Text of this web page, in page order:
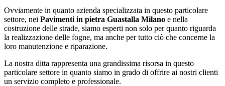
Ovviamente in quanto azienda specializzata in questo particolare
settore, nei Pavimenti in pietra Guastalla Milano e nella
costruzione delle strade, siamo esperti non solo per quanto riguarda
la realizzazione delle fogne, ma anche per tutto ciò che concerne la
loro manutenzione e riparazione.
La nostra ditta rappresenta una grandissima risorsa in questo
particolare settore in quanto siamo in grado di offrire ai nostri clienti
un servizio completo e professionale.